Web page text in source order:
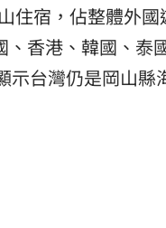
住宿，佔整體外國
、香港、韓國、泰
示台灣仍是岡山縣